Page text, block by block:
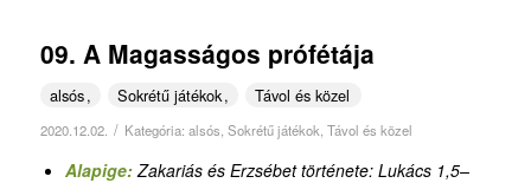
09. A Magasságos prófétája
alsós Sokrétű játékok Távol és közel
2020.12.02. / Kategória: alsós Sokrétű játékok Távol és közel
Alapige: Zakariás és Erzsébet története: Lukács 1,5–